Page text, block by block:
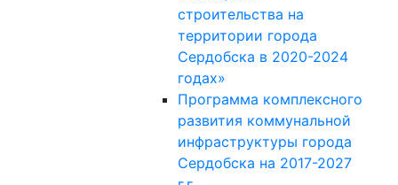
строительства на
территории города
Сердобска в 2020-2024
годах»
Программа комплексного
развития коммунальной
инфраструктуры города
Сердобска на 2017-2027